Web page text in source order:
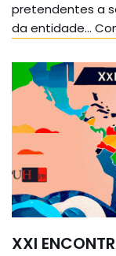
pretendentes a
da entidade…
XXI